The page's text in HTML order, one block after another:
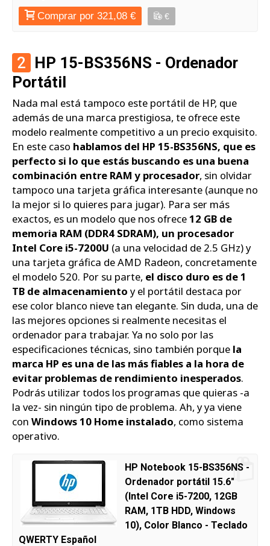
Comprar por 321,08 € €
2 HP 15-BS356NS - Ordenador
Portátil
Nada mal está tampoco este portátil de HP, que
además de una marca prestigiosa, te ofrece este
modelo realmente competitivo a un precio exquisito.
En este caso hablamos del HP 15-BS356NS, que es
perfecto si lo que estás buscando es una buena
combinación entre RAM y procesador, sin olvidar
tampoco una tarjeta gráfica interesante (aunque no
la mejor si lo quieres para jugar). Para ser más
exactos, es un modelo que nos ofrece12 GB de
memoria RAM (DDR4 SDRAM), un procesador
Intel Core i5-7200U (a una velocidad de 2.5 GHz) y
una tarjeta gráfica de AMD Radeon, concretamente
el modelo 520. Por su parte, el disco duro es de 1
TB de almacenamiento y el portátil destaca por
ese color blanco nieve tan elegante. Sin duda, una de
las mejores opciones si realmente necesitas el
ordenador para trabajar. Ya no solo por las
especificaciones técnicas, sino también porque la
marca HP es una de las más fiables a la hora de
evitar problemas de rendimiento inesperados.
Podrás utilizar todos los programas que quieras -a
la vez- sin ningún tipo de problema. Ah, y ya viene
con Windows 10 Home instalado, como sistema
operativo.
HP Notebook 15-BS356NS -
Ordenador portátil 15.6"
(Intel Core i5-7200, 12GB
RAM, 1TB HDD, Windows
10), Color Blanco - Teclado
QWERTY Español